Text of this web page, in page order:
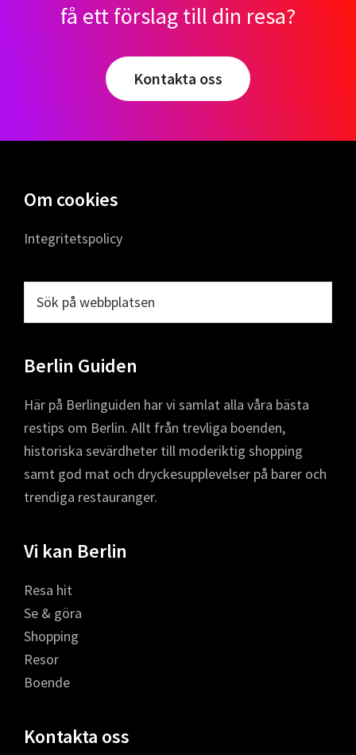
få ett förslag till din resa?
Kontakta oss
Footer
Om cookies
Integritetspolicy
Berlin Guiden
Här på Berlinguiden har vi samlat alla våra bästa
restips om Berlin. Allt från trevliga boenden,
historiska sevärdheter till moderiktig shopping
samt god mat och dryckesupplevelser på barer och
trendiga restauranger.
Vi kan Berlin
Resa hit
Se & göra
Shopping
Resor
Boende
Kontakta oss